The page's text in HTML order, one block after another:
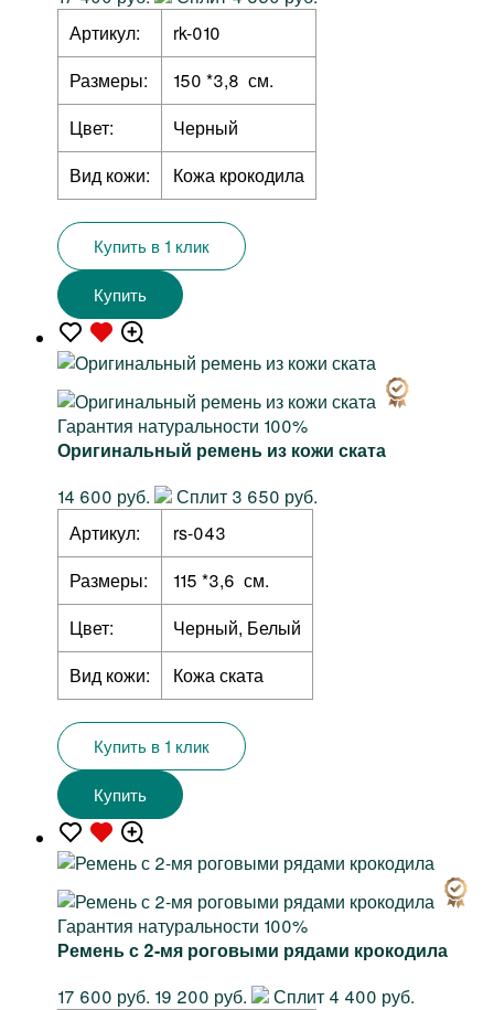
Артикул:
rk-010
Размеры:
150 *3,8 см.
Цвет:
Черный
Вид кожи:
Кожа крокодила
Купить в 1 клик
Купить
Гарантия натуральности 100%
Оригинальный ремень из кожи ската
14 600 руб.
Сплит 3 650 руб.
Артикул:
rs-043
Размеры:
115 *3,6 см.
Цвет:
Черный, Белый
Вид кожи:
Кожа ската
Купить в 1 клик
Купить
Гарантия натуральности 100%
Ремень с 2-мя роговыми рядами крокодила
17 600 руб. 19 200 руб.
Сплит 4 400 руб.